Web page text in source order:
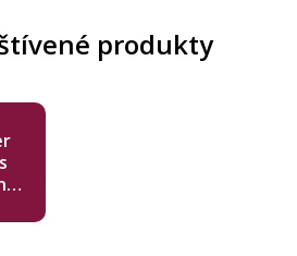
produkty